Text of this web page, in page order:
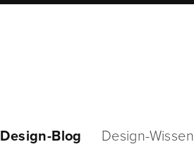
Design-Blog Design-Wissen